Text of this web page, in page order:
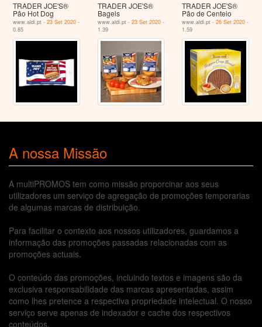
TRADER JOE'S®
Pão Hot Dog
www.aldi.pt -23 Set 2020 -
0.85
TRADER JOE'S®
Bagels
www.aldi.pt - 23 Set 2020-
1.39
TRADER JOE'S®
Pão de Centeio
www.aldi.pt -26 Set 2020 -
1.59
A nossa Missão
A multiPROMOS tem como missão proporcinar aos seus
utilizadores um serviço de agregação de promoções temporarias
de algumas marcas de distribuição.
Para facilitar o contexto aos nossos utilizadores, guardamos a
informação das promoções passadas relacionadas com as
promoções actuais.
O conteúdo das promoções, incluindo textos e imagens são da
exclusiva responsabilidade das marcas apresentadas, assim
como lhes pretence a respectiva propriedade intelectual. O nosso
serviço serve apenas de indexador e cache dos respectivos
conteúdos.